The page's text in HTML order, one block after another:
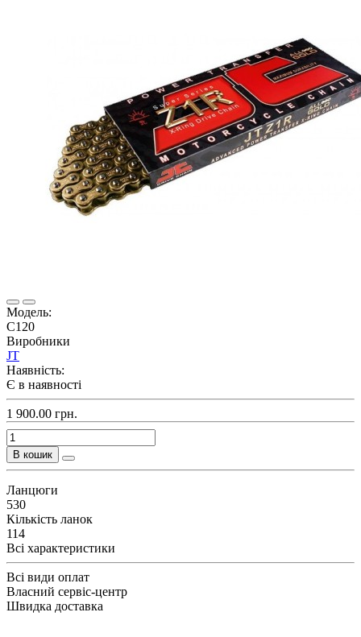
Модель:
C120
Виробники
JT
Наявність:
Є в наявності
1 900.00 грн.
В кошик
Ланцюги
530
Кількість ланок
114
Всі характеристики
Всі види оплат
Власний сервіс-центр
Швидка доставка